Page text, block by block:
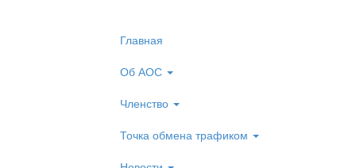
Главная
Об АОС
Членство
Точка обмена трафиком